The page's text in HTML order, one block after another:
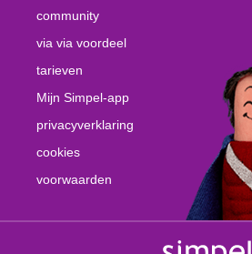
community
via via voordeel
tarieven
Mijn Simpel-app
privacyverklaring
cookies
voorwaarden